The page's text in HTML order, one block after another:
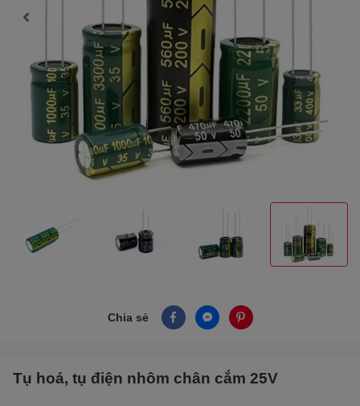
Chia sẻ
Tụ hoá, tụ điện nhôm chân cắm 25V